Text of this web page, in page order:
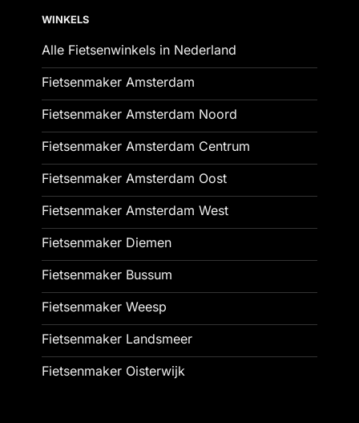
WINKELS
Alle Fietsenwinkels in Nederland
Fietsenmaker Amsterdam
Fietsenmaker Amsterdam Noord
Fietsenmaker Amsterdam Centrum
Fietsenmaker Amsterdam Oost
Fietsenmaker Amsterdam West
Fietsenmaker Diemen
Fietsenmaker Bussum
Fietsenmaker Weesp
Fietsenmaker Landsmeer
Fietsenmaker Oisterwijk